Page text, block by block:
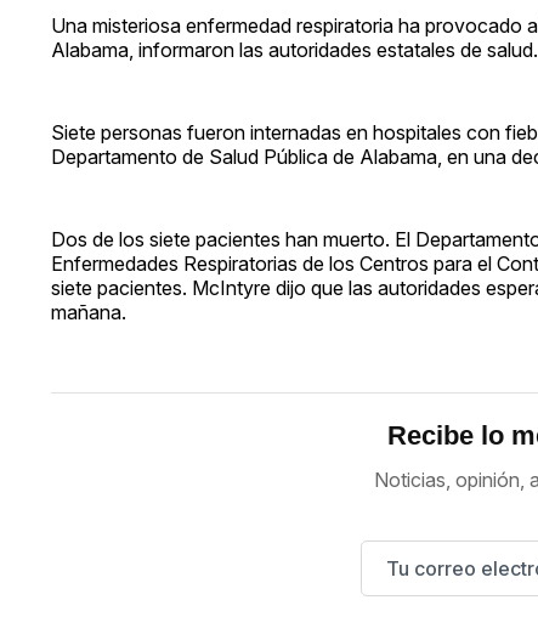
Una misteriosa enfermedad respiratoria ha provocado
Alabama, informaron las autoridades estatales de salud.
Siete personas fueron internadas en hospitales con
Departamento de Salud Pública de Alabama, en una
Dos de los siete pacientes han muerto. El
Enfermedades Respiratorias de los Centros para el
siete pacientes. McIntyre dijo que las autoridades
mañana.
Recibe lo
Noticias, opinión,